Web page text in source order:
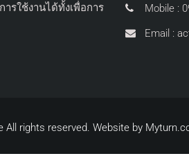
รใช้งานได้ทั้งเพื่อการ
Mobile :
Email :
All rights reserved. Website by